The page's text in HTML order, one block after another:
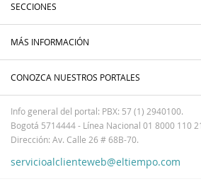
SECCIONES
MÁS INFORMACIÓN
CONOZCA NUESTROS PORTALES
Info general del portal: PBX: 57 (1) 2940100.
Bogotá 5714444 - Línea Nacional 01 8000 110
Dirección: Av. Calle 26 # 68B-70.
servicioalclienteweb@eltiempo.com